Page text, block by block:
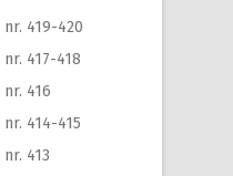
419-420
417-418
416
414-415
413